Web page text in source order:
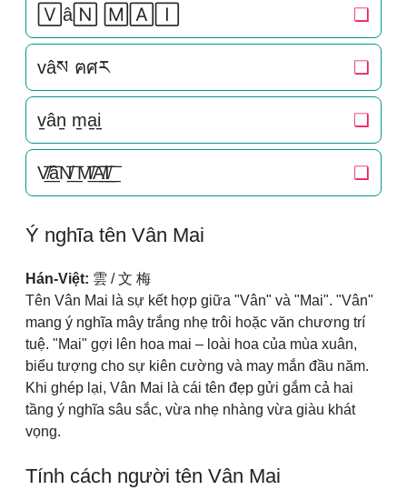
🅅â🄽 🄼🄰🄸 ❏
vâས ฅศར ❏
v̠ân̠ m̠a̠i̠ ❏
V̸͟͞âN̸͟͞ M̸͟͞A̸͟͞I̸͟͞ ❏
Ý nghĩa tên Vân Mai
Hán-Việt: 雲 / 文 梅
Tên Vân Mai là sự kết hợp giữa "Vân" và "Mai". "Vân"
mang ý nghĩa mây trắng nhẹ trôi hoặc văn chương trí
tuệ. "Mai" gợi lên hoa mai – loài hoa của mùa xuân,
biểu tượng cho sự kiên cường và may mắn đầu năm.
Khi ghép lại, Vân Mai là cái tên đẹp gửi gắm cả hai
tầng ý nghĩa sâu sắc, vừa nhẹ nhàng vừa giàu khát
vọng.
Tính cách người tên Vân Mai